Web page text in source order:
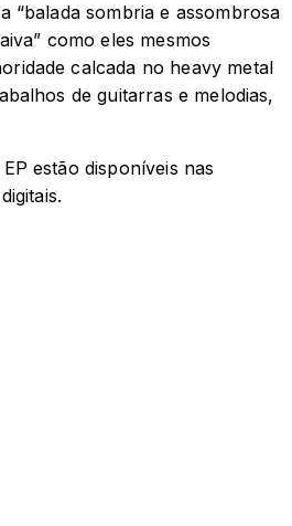
“balada sombria e assombrosa
como eles mesmos
calcada no heavy metal
de guitarras e melodias,
estão disponíveis nas